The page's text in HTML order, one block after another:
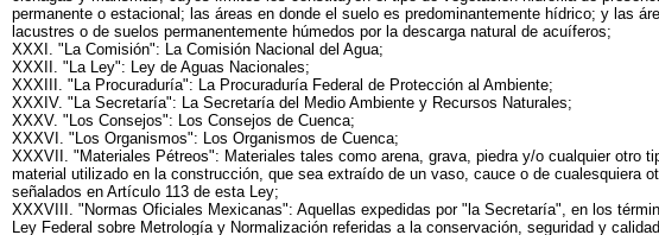
permanente o estacional; las áreas en donde el suelo es predominantemente hídrico; y las
lacustres o de suelos permanentemente húmedos por la descarga natural de acuíferos;
XXXI. "La Comisión": La Comisión Nacional del Agua;
XXXII. "La Ley": Ley de Aguas Nacionales;
XXXIII. "La Procuraduría": La Procuraduría Federal de Protección al Ambiente;
XXXIV. "La Secretaría": La Secretaría del Medio Ambiente y Recursos Naturales;
XXXV. "Los Consejos": Los Consejos de Cuenca;
XXXVI. "Los Organismos": Los Organismos de Cuenca;
XXXVII. "Materiales Pétreos": Materiales tales como arena, grava, piedra y/o cualquier otro
material utilizado en la construcción, que sea extraído de un vaso, cauce o de cualesquiera
señalados en Artículo 113 de esta Ley;
XXXVIII. "Normas Oficiales Mexicanas": Aquellas expedidas por "la Secretaría", en los
Ley Federal sobre Metrología y Normalización referidas a la conservación, seguridad y